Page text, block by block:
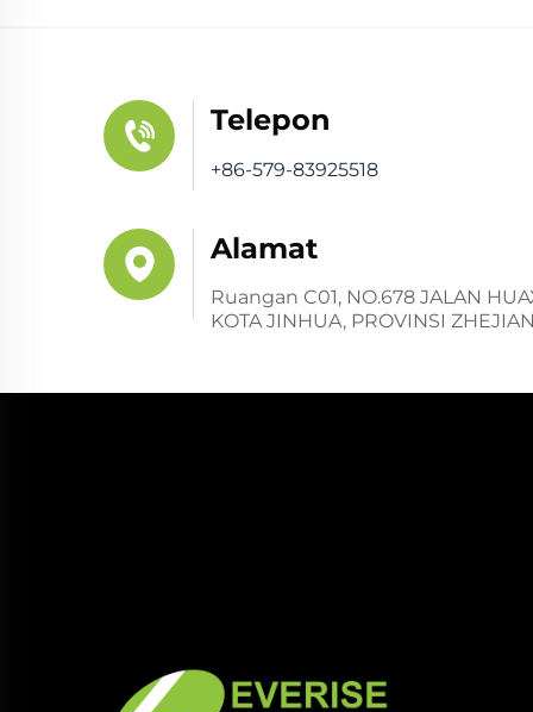
Telepon
+86-579-83925518
Alamat
Ruangan C01, NO.678 JALAN
KOTA JINHUA, PROVINSI